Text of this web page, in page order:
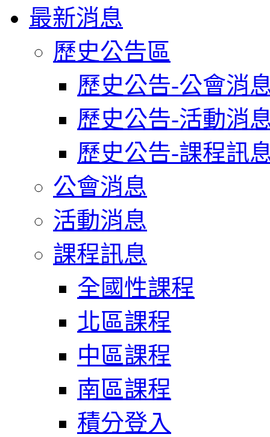
最新消息
歷史公告區
歷史公告-公會消
歷史公告-活動消
歷史公告-課程訊
公會消息
活動消息
課程訊息
全國性課程
北區課程
中區課程
南區課程
積分登入